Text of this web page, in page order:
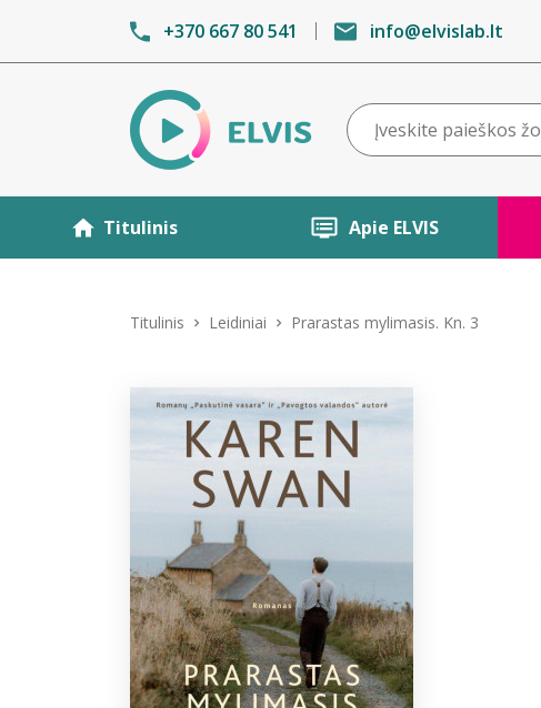
+370 667 80 541 info@elvislab.lt
Titulinis Apie ELVIS
Titulinis Leidiniai Prarastas mylimasis. Kn. 3